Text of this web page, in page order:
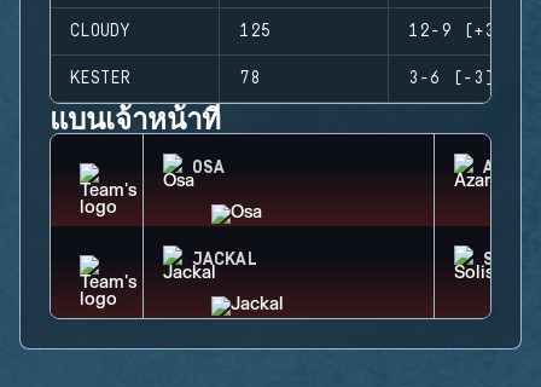
CLOUDY 125 12-9 (+3)
KESTER 78 3-6 (-3)
แบนเจ้าหน้าที่
OSA AZAMI
JACKAL SOLIS